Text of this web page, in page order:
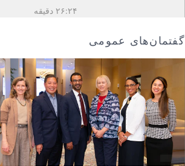
۲۶:۲۴ دقیقه
گفتمان‌های عمومی